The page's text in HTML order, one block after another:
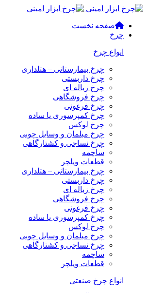
صفحه نخست
چرخ
انواع چرخ
چرخ بیمارستانی – هتلداری
چرخ داربستی
چرخ زباله ای
چرخ فروشگاهی
چرخ فرغونی
چرخ کمپرسوری یا ساده
چرخ لوکس
چرخ مبلمان و وسایل چوبی
چرخ نساجی و کشتارگاهی
ساچمه
قطعات ویلچر
چرخ بیمارستانی – هتلداری
چرخ داربستی
چرخ زباله ای
چرخ فروشگاهی
چرخ فرغونی
چرخ کمپرسوری یا ساده
چرخ لوکس
چرخ مبلمان و وسایل چوبی
چرخ نساجی و کشتارگاهی
ساچمه
قطعات ویلچر
انواع چرخ صنعتی